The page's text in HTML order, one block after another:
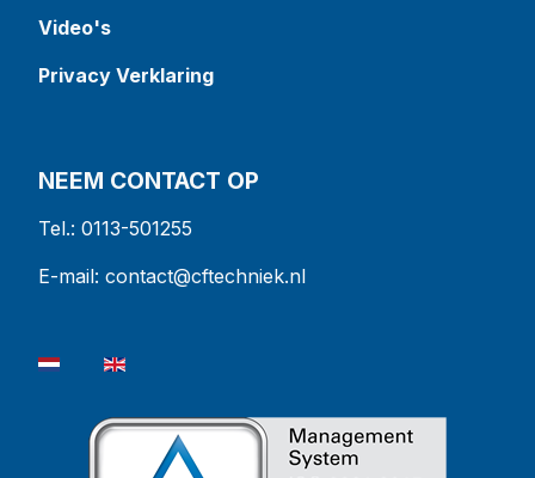
Video's
Privacy Verklaring
NEEM CONTACT OP
Tel.: 0113-501255
E-mail: contact@cftechniek.nl
Selecteer de taal